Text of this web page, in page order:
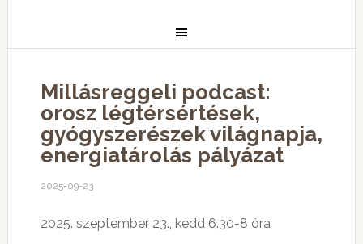
Millásreggeli podcast:
orosz légtérsértések,
gyógyszerészek világnapja,
energiatárolás pályázat
2025-09-23
2025. szeptember 23., kedd 6.30-8 óra